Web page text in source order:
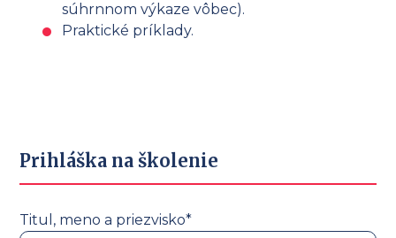
súhrnnom výkaze vôbec).
Praktické príklady.
Prihláška na školenie
Titul, meno a priezvisko*